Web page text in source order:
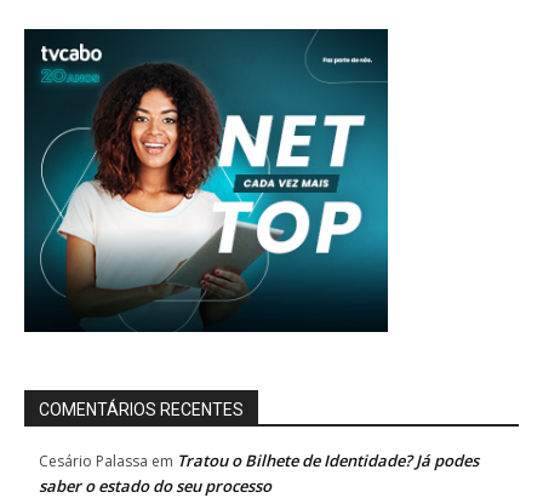
COMENTÁRIOS RECENTES
Cesário Palassa em Tratou o Bilhete de Identidade? Já podes
saber o estado do seu processo